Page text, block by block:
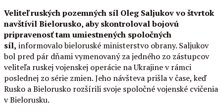
Veliteľ ruských pozemných síl Oleg Saljukov vo štvrtok
navštívil Bielorusko, aby skontroloval bojovú
pripravenosť tam umiestnených spoločných
síl, informovalo bieloruské ministerstvo obrany. Saljukov
bol pred pár dňami vymenovaný za jedného zo zástupcov
veliteľa ruskej vojenskej operácie na Ukrajine v rámci
poslednej zo série zmien. Jeho návšteva prišla v čase, keď
Rusko a Bielorusko rozšírili svoje spoločné vojenské cvičenia
v Bielorusku.